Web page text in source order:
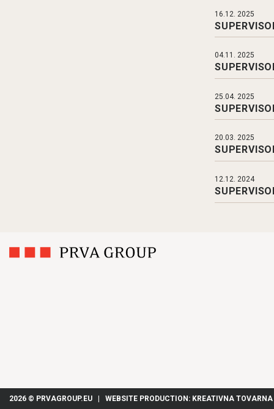
16.12. 2025
04.11. 2025
25.04. 2025
20.03. 2025
12.12. 2024
2026 © PRVAGROUP.EU | WEBSITE PRODUCTION: KREATIVNA TOVARNA